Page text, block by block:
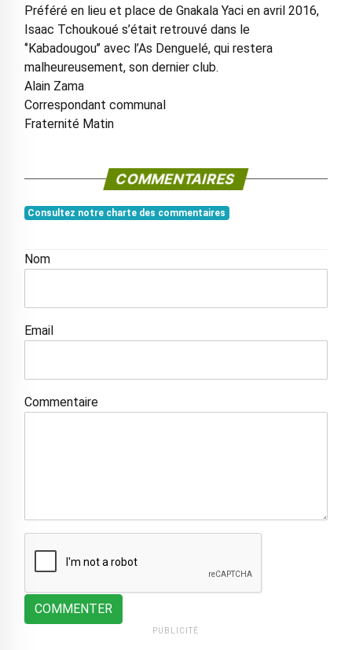
Préféré en lieu et place de Gnakala Yaci en avril 2016,
Isaac Tchoukoué s’était retrouvé dans le
‘’Kabadougou’’ avec l’As Denguelé, qui restera
malheureusement, son dernier club.
Alain Zama
Correspondant communal
Fraternité Matin
COMMENTAIRES
Consultez notre charte des commentaires
Nom
Email
Commentaire
COMMENTER
PUBLICITÉ